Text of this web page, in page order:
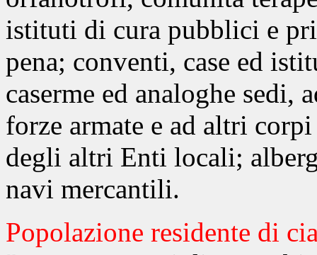
istituti di cura pubblici e
pena; conventi, case ed
caserme ed analoghe sedi,
forze armate e ad altri
degli altri Enti locali;
navi mercantili.
Popolazione residente di